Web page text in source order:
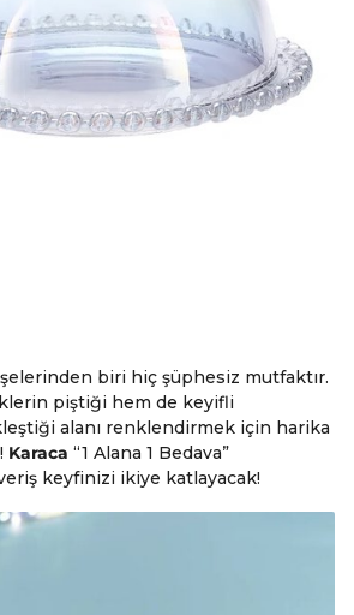
biri hiç şüphesiz mutfaktır.
piştiği hem de keyifli
alanı renklendirmek için harika
Karaca “1 Alana 1 Bedava”
keyfinizi ikiye katlayacak!